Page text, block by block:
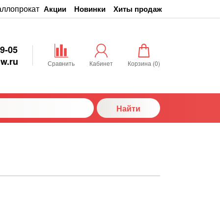
Акции Новинки Хиты продаж
05
Сравнить Кабинет Корзина (0)
Найти